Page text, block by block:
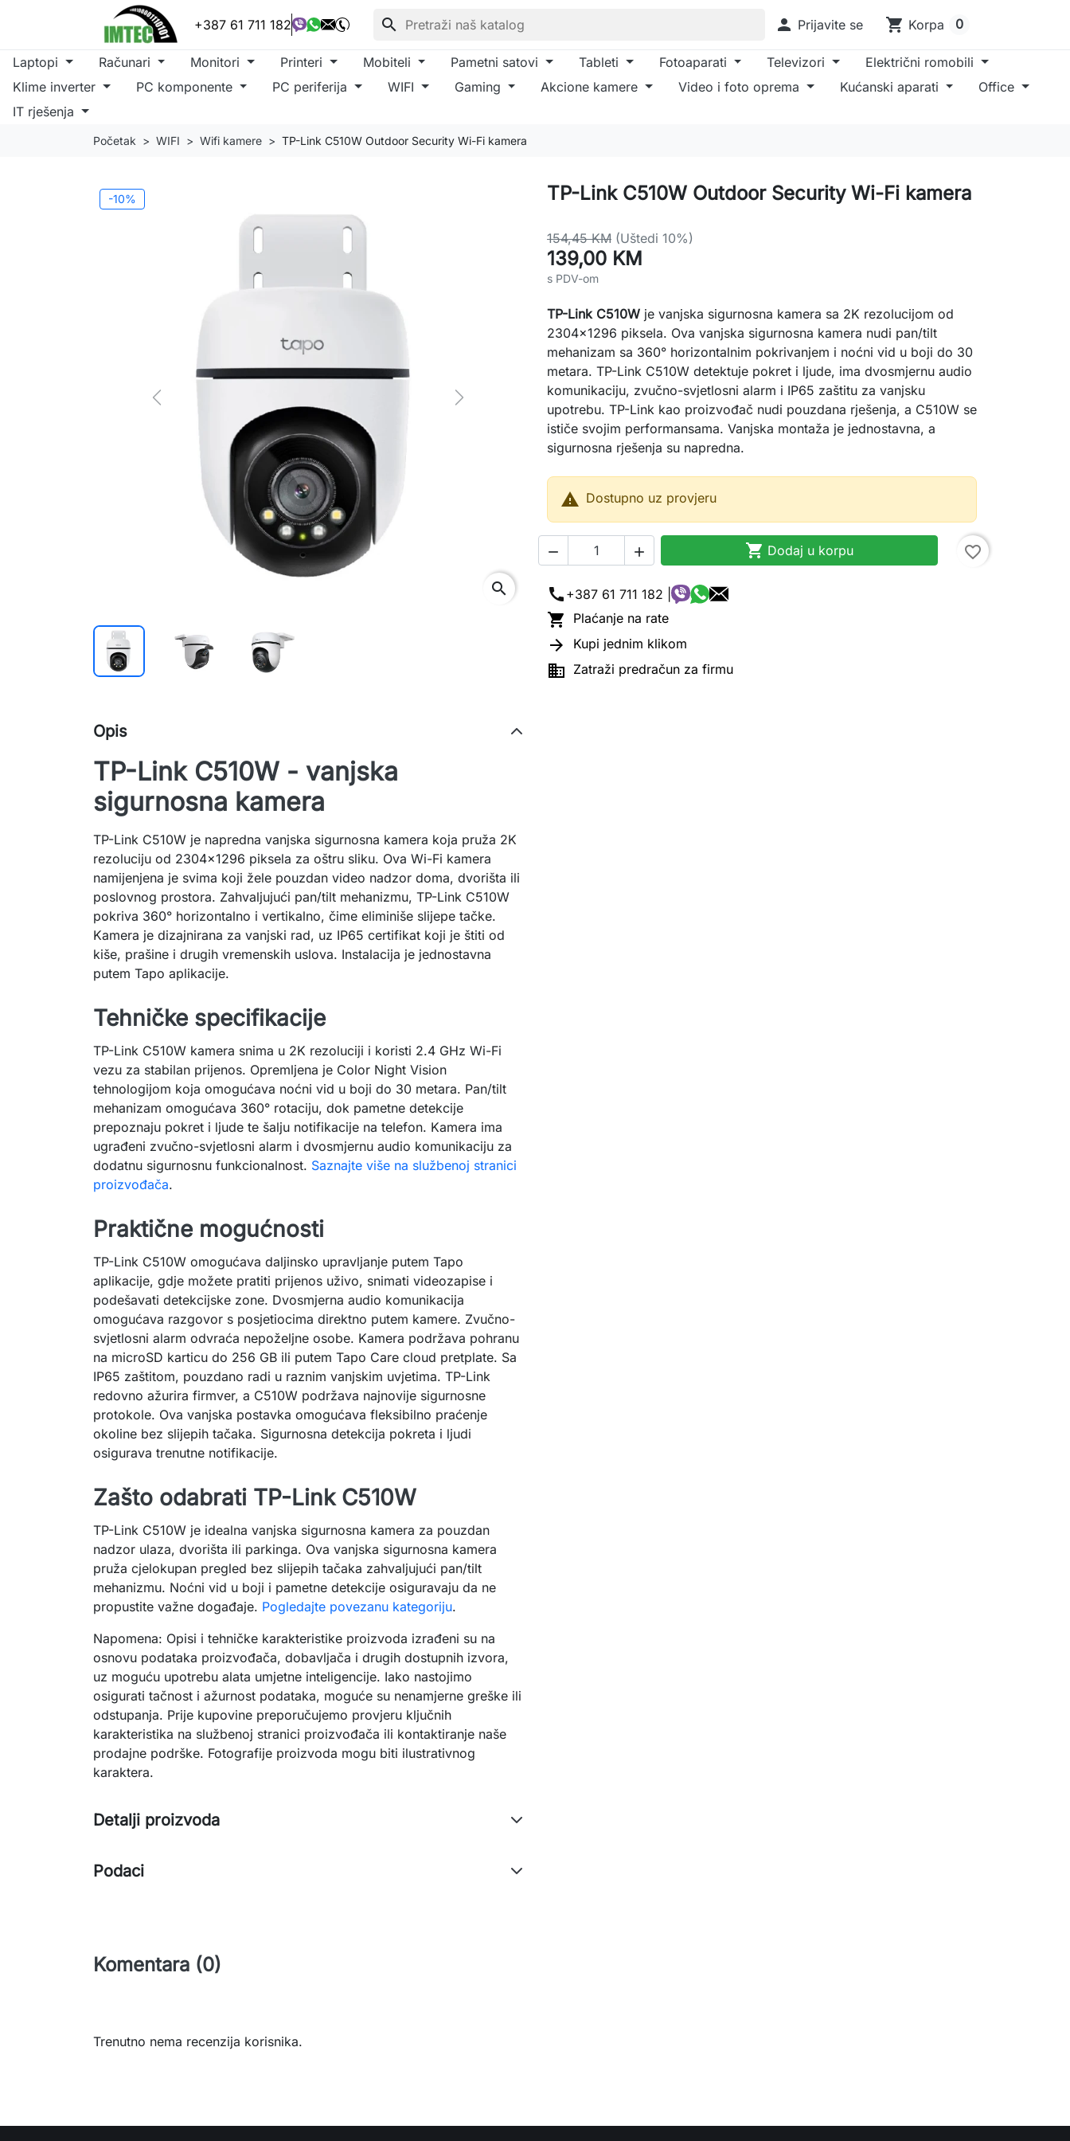
+387 61 711 182 search  Prijavite se shopping_cart Korpa 0
Laptopi Računari Monitori Printeri Mobiteli Pametni satovi Tableti Fotoaparati Televizori
Električni romobili
Klime inverter
PC komponente PC periferija WIFI Gaming Akcione kamere Video i foto oprema Kućanski aparati
Office
IT rješenja
Početak WIFI Wifi kamere TP-Link C510W Outdoor Security Wi-Fi kamera
-10%
Previous Next
search
TP-Link C510W Outdoor Security Wi-Fi kamera
154,45 KM (Uštedi 10%)
139,00 KM
s PDV-om
TP-Link C510W je vanjska sigurnosna kamera sa 2K rezolucijom od
2304x1296 piksela. Ova vanjska sigurnosna kamera nudi pan/tilt
mehanizam sa 360° horizontalnim pokrivanjem i noćni vid u boji do 30
metara. TP-Link C510W detektuje pokret i ljude, ima dvosmjernu audio
komunikaciju, zvučno-svjetlosni alarm i IP65 zaštitu za vanjsku
upotrebu. TP-Link kao proizvođač nudi pouzdana rješenja, a C510W se
ističe svojim performansama. Vanjska montaža je jednostavna, a
sigurnosna rješenja su napredna.
 Dostupno uz provjeru
   Dodaj u korpu favorite_border
call +387 61 711 182 |
 Plaćanje na rate
 Kupi jednim klikom
 Zatraži predračun za firmu
Opis
TP-Link C510W - vanjska
sigurnosna kamera
TP-Link C510W je napredna vanjska sigurnosna kamera koja pruža 2K
rezoluciju od 2304x1296 piksela za oštru sliku. Ova Wi-Fi kamera
namijenjena je svima koji žele pouzdan video nadzor doma, dvorišta ili
poslovnog prostora. Zahvaljujući pan/tilt mehanizmu, TP-Link C510W
pokriva 360° horizontalno i vertikalno, čime eliminiše slijepe tačke.
Kamera je dizajnirana za vanjski rad, uz IP65 certifikat koji je štiti od
kiše, prašine i drugih vremenskih uslova. Instalacija je jednostavna
putem Tapo aplikacije.
Tehničke specifikacije
TP-Link C510W kamera snima u 2K rezoluciji i koristi 2.4 GHz Wi-Fi
vezu za stabilan prijenos. Opremljena je Color Night Vision
tehnologijom koja omogućava noćni vid u boji do 30 metara. Pan/tilt
mehanizam omogućava 360° rotaciju, dok pametne detekcije
prepoznaju pokret i ljude te šalju notifikacije na telefon. Kamera ima
ugrađeni zvučno-svjetlosni alarm i dvosmjernu audio komunikaciju za
dodatnu sigurnosnu funkcionalnost. Saznajte više na službenoj stranici
proizvođača.
Praktične mogućnosti
TP-Link C510W omogućava daljinsko upravljanje putem Tapo
aplikacije, gdje možete pratiti prijenos uživo, snimati videozapise i
podešavati detekcijske zone. Dvosmjerna audio komunikacija
omogućava razgovor s posjetiocima direktno putem kamere. Zvučno-
svjetlosni alarm odvraća nepoželjne osobe. Kamera podržava pohranu
na microSD karticu do 256 GB ili putem Tapo Care cloud pretplate. Sa
IP65 zaštitom, pouzdano radi u raznim vanjskim uvjetima. TP-Link
redovno ažurira firmver, a C510W podržava najnovije sigurnosne
protokole. Ova vanjska postavka omogućava fleksibilno praćenje
okoline bez slijepih tačaka. Sigurnosna detekcija pokreta i ljudi
osigurava trenutne notifikacije.
Zašto odabrati TP-Link C510W
TP-Link C510W je idealna vanjska sigurnosna kamera za pouzdan
nadzor ulaza, dvorišta ili parkinga. Ova vanjska sigurnosna kamera
pruža cjelokupan pregled bez slijepih tačaka zahvaljujući pan/tilt
mehanizmu. Noćni vid u boji i pametne detekcije osiguravaju da ne
propustite važne događaje. Pogledajte povezanu kategoriju.
Napomena: Opisi i tehničke karakteristike proizvoda izrađeni su na
osnovu podataka proizvođača, dobavljača i drugih dostupnih izvora,
uz moguću upotrebu alata umjetne inteligencije. Iako nastojimo
osigurati tačnost i ažurnost podataka, moguće su nenamjerne greške ili
odstupanja. Prije kupovine preporučujemo provjeru ključnih
karakteristika na službenoj stranici proizvođača ili kontaktiranje naše
prodajne podrške. Fotografije proizvoda mogu biti ilustrativnog
karaktera.
Detalji proizvoda
Podaci
Komentara (0)
Trenutno nema recenzija korisnika.